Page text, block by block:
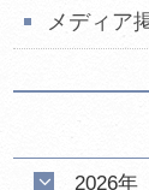
メディア
2026年